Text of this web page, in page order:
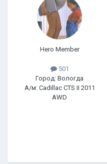
Hero Member
501
Город: Вологда
А/м: Cadillac CTS II 2011
AWD